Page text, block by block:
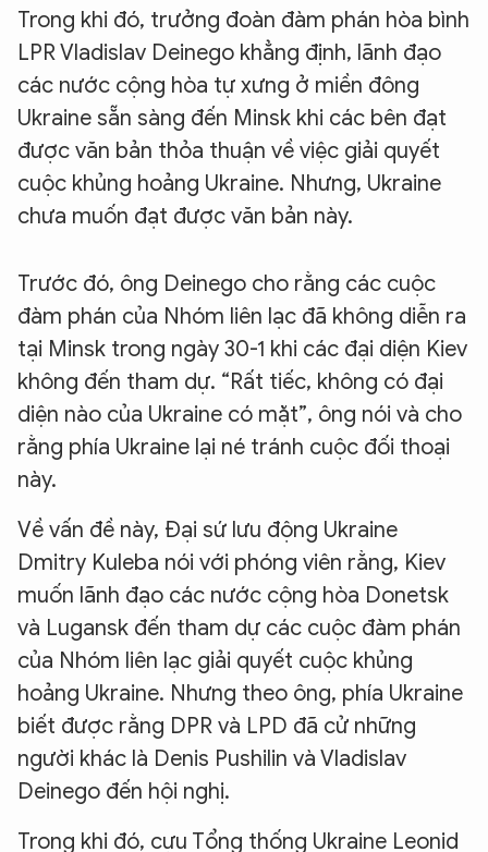
Trong khi đó, trưởng đoàn đàm phán hòa bình
LPR Vladislav Deinego khẳng định, lãnh đạo
các nước cộng hòa tự xưng ở miền đông
Ukraine sẵn sàng đến Minsk khi các bên đạt
được văn bản thỏa thuận về việc giải quyết
cuộc khủng hoảng Ukraine. Nhưng, Ukraine
chưa muốn đạt được văn bản này.
Trước đó, ông Deinego cho rằng các cuộc
đàm phán của Nhóm liên lạc đã không diễn ra
tại Minsk trong ngày 30-1 khi các đại diện Kiev
không đến tham dự. “Rất tiếc, không có đại
diện nào của Ukraine có mặt”, ông nói và cho
rằng phía Ukraine lại né tránh cuộc đối thoại
này.
Về vấn đề này, Đại sứ lưu động Ukraine
Dmitry Kuleba nói với phóng viên rằng, Kiev
muốn lãnh đạo các nước cộng hòa Donetsk
và Lugansk đến tham dự các cuộc đàm phán
của Nhóm liên lạc giải quyết cuộc khủng
hoảng Ukraine. Nhưng theo ông, phía Ukraine
biết được rằng DPR và LPD đã cử những
người khác là Denis Pushilin và Vladislav
Deinego đến hội nghị.
Trong khi đó, cựu Tổng thống Ukraine Leonid